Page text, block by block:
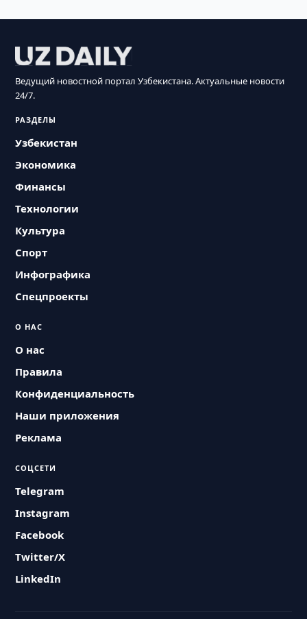
Ведущий новостной портал Узбекистана. Актуальные новости
24/7.
РАЗДЕЛЫ
Узбекистан
Экономика
Финансы
Технологии
Культура
Спорт
Инфографика
Спецпроекты
О НАС
О нас
Правила
Конфиденциальность
Наши приложения
Реклама
СОЦСЕТИ
Telegram
Instagram
Facebook
Twitter/X
LinkedIn